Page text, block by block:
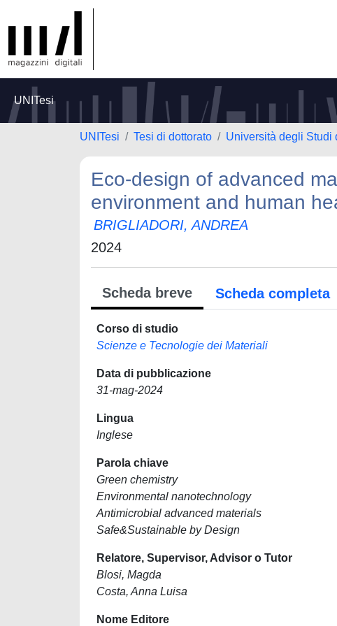
UNITesi
UNITesi Tesi di dottorato Università degli Studi
Eco-design of advanced
environment and human
BRIGLIADORI, ANDREA
2024
Scheda breve Scheda completa
Corso di studio
Scienze e Tecnologie dei Materiali
Data di pubblicazione
31-mag-2024
Lingua
Inglese
Parola chiave
Green chemistry
Environmental nanotechnology
Antimicrobial advanced materials
Safe&Sustainable by Design
Relatore, Supervisor, Advisor o Tutor
Blosi, Magda
Costa, Anna Luisa
Nome Editore